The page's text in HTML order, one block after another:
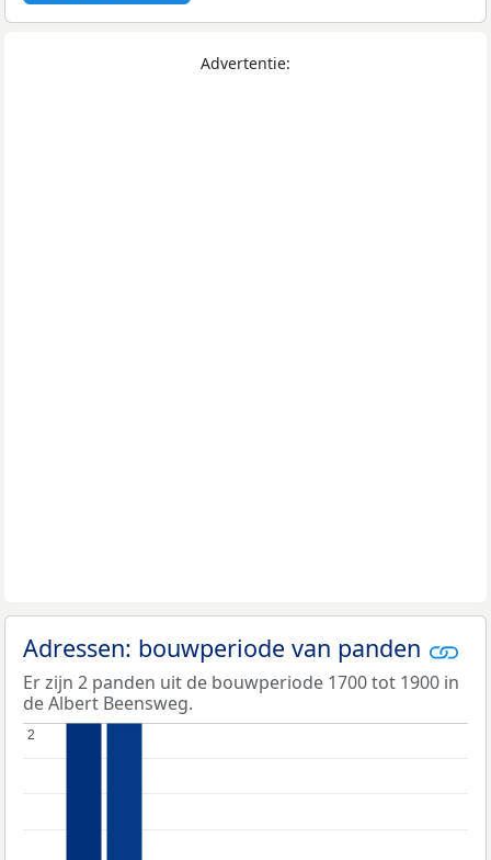
Advertentie:
Adressen: bouwperiode van panden
Er zijn 2 panden uit de bouwperiode 1700 tot 1900 in
de Albert Beensweg.
2
2